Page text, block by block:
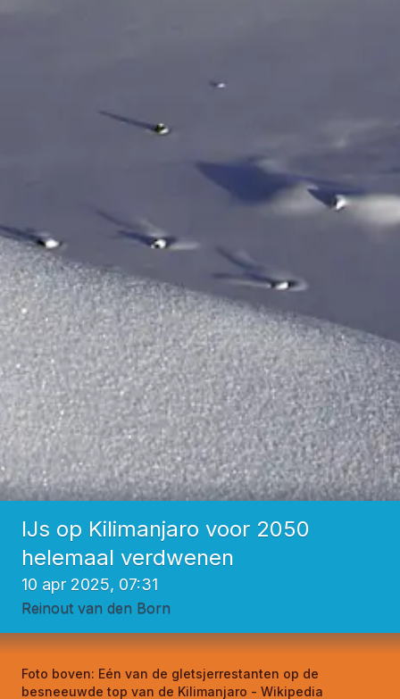
IJs op Kilimanjaro voor 2050
helemaal verdwenen
10 apr 2025, 07:31
Reinout van den Born
Foto boven: Eén van de gletsjerrestanten op de
besneeuwde top van de Kilimanjaro - Wikipedia